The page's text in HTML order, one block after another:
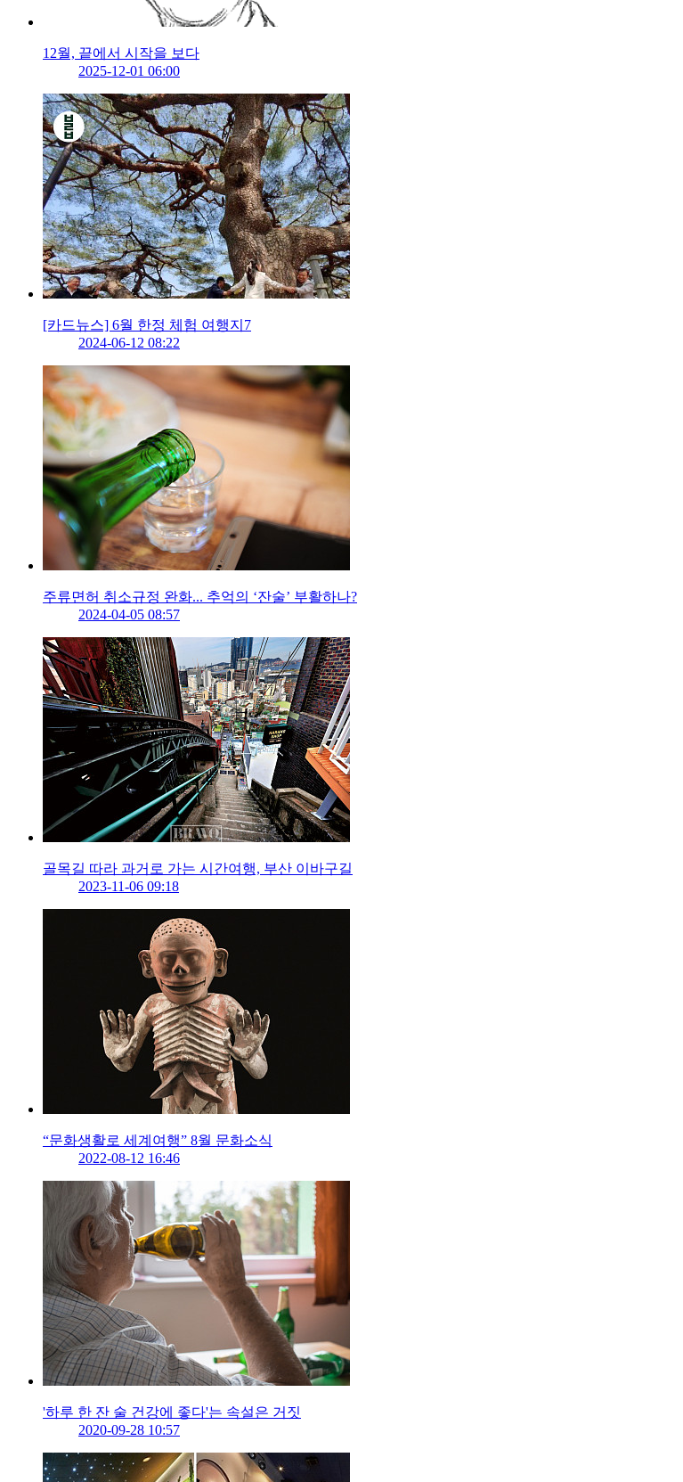
12월, 끝에서 시작을 보다
2025-12-01 06:00
[카드뉴스] 6월 한정 체험 여행지7
2024-06-12 08:22
주류면허 취소규정 완화... 추억의 ‘잔술’ 부활하나?
2024-04-05 08:57
골목길 따라 과거로 가는 시간여행, 부산 이바구길
2023-11-06 09:18
“문화생활로 세계여행” 8월 문화소식
2022-08-12 16:46
'하루 한 잔 술 건강에 좋다'는 속설은 거짓
2020-09-28 10:57